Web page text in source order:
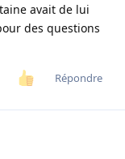
avait de lui
des questions
Répondre